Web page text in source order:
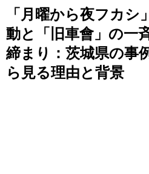
「月曜から夜フカシ
動と「旧車會」の一
締まり：茨城県の事
ら見る理由と背景